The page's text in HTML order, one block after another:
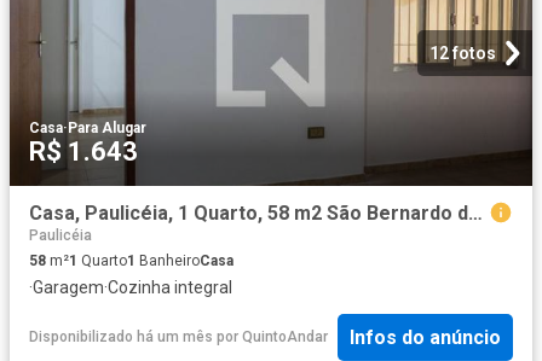
12 fotos
Casa·Para Alugar
R$ 1.643
Casa, Paulicéia, 1 Quarto, 58 m2 São Bernardo do Campo
Paulicéia
58 m²1 Quarto1 BanheiroCasa
·Garagem·Cozinha integral
Disponibilizado há um mês por QuintoAndar Infos do anúncio